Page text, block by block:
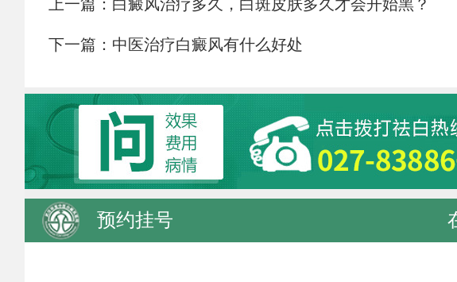
上一篇： 白癜风治疗多久，白斑皮肤多久才会开始黑？
下一篇： 中医治疗白癜风有什么好处
预约挂号